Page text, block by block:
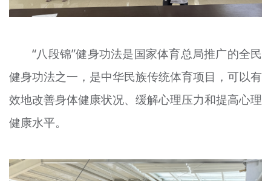
“八段锦”健身功法是国家体育总局推广的全民
健身功法之一，是中华民族传统体育项目，可以有
效地改善身体健康状况、缓解心理压力和提高心理
健康水平。